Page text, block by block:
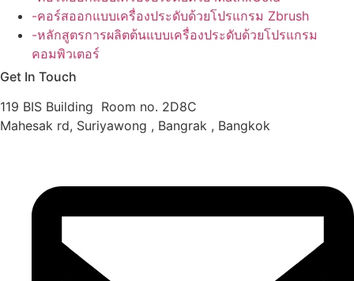
-คอร์สออกแบบเครื่องประดับด้วยโปรแกรม Zbrush
-หลักสูตรการผลิตต้นแบบเครื่องประดับด้วยโปรแกรม
คอมพิวเตอร์
Get In Touch
119 BIS Building Room no. 2D8C
Mahesak rd, Suriyawong , Bangrak , Bangkok